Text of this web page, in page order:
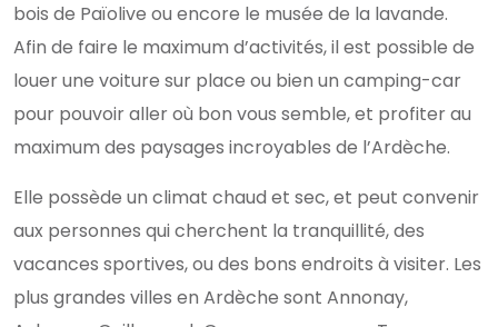
bois de Païolive ou encore le musée de la lavande.
Afin de faire le maximum d’activités, il est possible de
louer une voiture sur place ou bien un camping-car
pour pouvoir aller où bon vous semble, et profiter au
maximum des paysages incroyables de l’Ardèche.
Elle possède un climat chaud et sec, et peut convenir
aux personnes qui cherchent la tranquillité, des
vacances sportives, ou des bons endroits à visiter. Les
plus grandes villes en Ardèche sont Annonay,